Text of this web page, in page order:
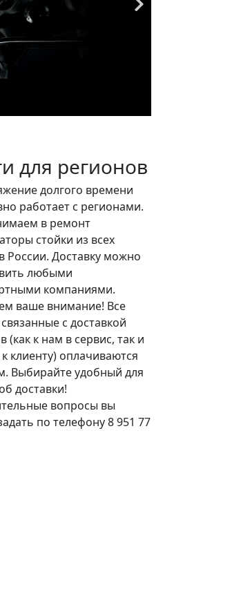
для регионов
долгого времени
работает с регионами.
в ремонт
стойки из всех
России. Доставку можно
любыми
компаниями.
ваше внимание! Все
с доставкой
(как к нам в сервис, так и
клиенту) оплачиваются
Выбирайте удобный для
доставки!
вопросы вы
по телефону 8 951 77